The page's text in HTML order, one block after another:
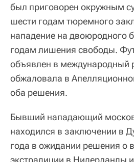
был приговорен окружным
шести годам тюремного
нападение на двоюродного
годам лишения свободы.
объявлен в международный
обжаловала в
оба решения.
Бывший нападающий
находился в заключении в
года в ожидании решения о